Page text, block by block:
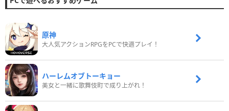
原神
大人気アクションRPGをPCで快適プレイ！
ハーレムオブトーキョー
美女と一緒に歌舞伎町で成り上がれ！